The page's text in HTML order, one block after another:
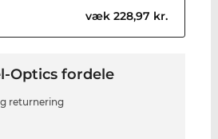
væk 228,97 kr.
Optics fordele
returnering